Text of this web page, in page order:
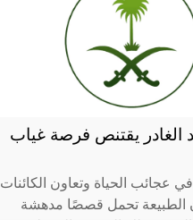
الغادر يقتنص فرصة غياب
عجائب الحياة وتعاون الكائنات
الطبيعة تحمل قصصًا مدهشة